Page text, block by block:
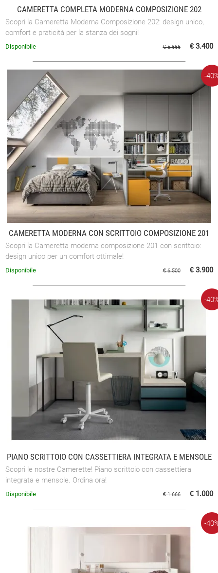
CAMERETTA COMPLETA MODERNA COMPOSIZIONE 202
Scopri la Cameretta Moderna Composizione 202: design unico,
comfort e praticità per la stanza dei sogni!
€ 5.666 € 3.400
Disponibile
CAMERETTA MODERNA CON SCRITTOIO COMPOSIZIONE 201
Scopri la Cameretta moderna composizione 201 con scrittoio:
design unico per un comfort ottimale!
-
€ 6.500 € 3.900
Disponibile
PIANO SCRITTOIO CON CASSETTIERA INTEGRATA E MENSOLE
Scopri le nostre Camerette! Piano scrittoio con cassettiera
integrata e mensole. Ordina ora!
-
€ 1.666 € 1.000
Disponibile
-